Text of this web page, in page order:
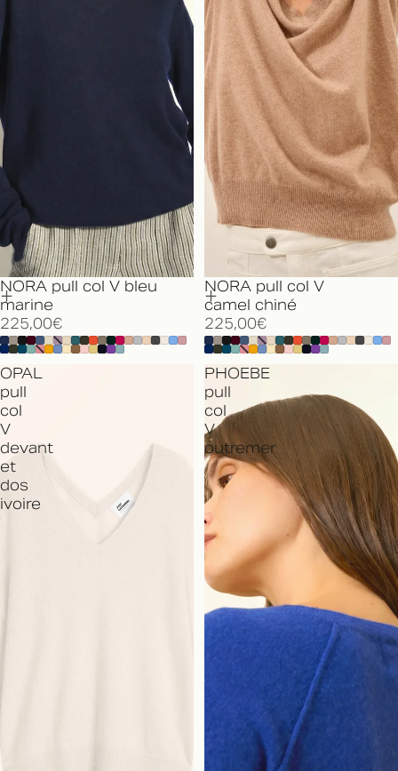
NORA pull col V bleu
marine
225,00€
NORA pull col V
camel chiné
225,00€
OPAL
pull
col
V
devant
et
dos
ivoire
PHOEBE
pull
col
V
outremer